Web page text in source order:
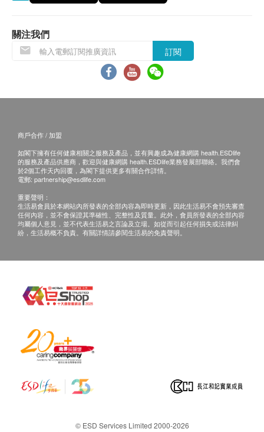
維他命的功效
防止皮膚
使用方法
費及特別地區附加費用後，安排餘額退款。
認。Streams Water Solution Limited 未能提供閣
下訂單上之任何產品或服務，Streams Water
Solution Limited 會於送貨或取貨前透過電話或電
客戶可利用套裝的配件連接電解水機到龍頭使用，
Solution Limited預約，額外安裝費用$1000將由安
裝技師收取。
保用條款：
所有貨品為香港行貨，保養由 Streams Water
Solution Limited 提供。
Streams Water Solution Limited 不負責任何由於
產品損壞而招致直接或間接之損失。
客服聯絡方式：
電郵： info@streams.com.hk
電話： 2777 7775
其他:
宣傳圖片及價值僅供參考，一切以實物為準。
關注我們
訂閱
商戶合作 / 加盟
如閣下擁有任何健康相關之服務及產品，並有興趣成為健康網購 health.ESDlife
的服務及產品供應商，歡迎與健康網購 health.ESDlife業務發展部聯絡。我們會
於2個工作天內回覆，為閣下提供更多有關合作詳情。
電郵: partnership@esdlife.com
重要聲明：
生活易會員於本網站內所發表的全部內容為即時更新，因此生活易不會預先審查
任何內容，並不會保證其準確性、完整性及質量。此外，會員所發表的全部內容
均屬個人意見，並不代表生活易之言論及立場。如從而引起任何損失或法律糾
紛，生活易概不負責。有關詳情請參閱生活易的免責聲明。
© ESD Services Limited 2000-2026